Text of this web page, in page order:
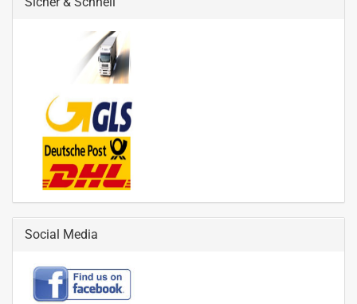
Social Media